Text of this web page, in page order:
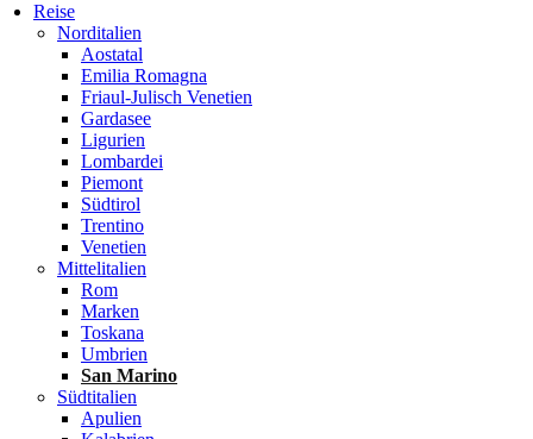
Reise
Norditalien
Aostatal
Emilia Romagna
Friaul-Julisch Venetien
Gardasee
Ligurien
Lombardei
Piemont
Südtirol
Trentino
Venetien
Mittelitalien
Rom
Marken
Toskana
Umbrien
San Marino
Südtitalien
Apulien